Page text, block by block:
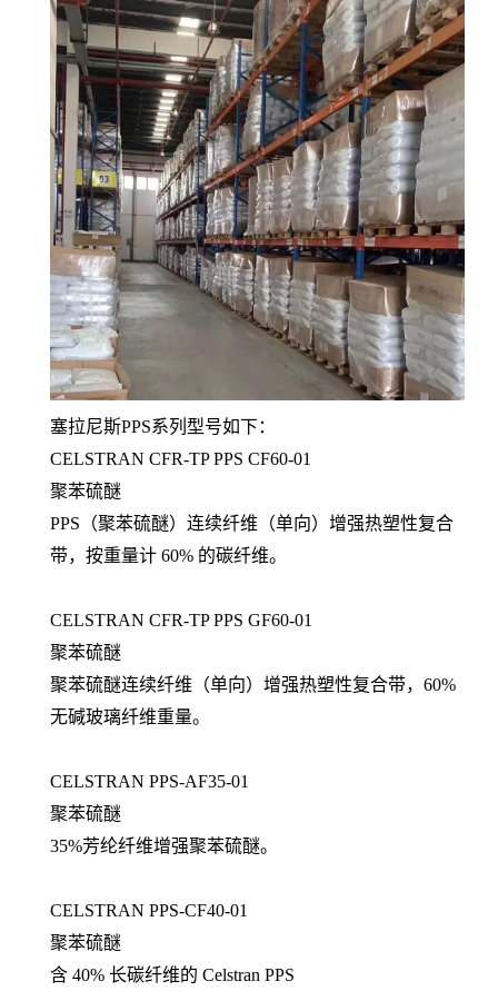
塞拉尼斯PPS系列型号如下：
CELSTRAN CFR-TP PPS CF60-01
聚苯硫醚
PPS（聚苯硫醚）连续纤维（单向）增强热塑性复合
带，按重量计 60% 的碳纤维。
CELSTRAN CFR-TP PPS GF60-01
聚苯硫醚
聚苯硫醚连续纤维（单向）增强热塑性复合带，60%
无碱玻璃纤维重量。
CELSTRAN PPS-AF35-01
聚苯硫醚
35%芳纶纤维增强聚苯硫醚。
CELSTRAN PPS-CF40-01
聚苯硫醚
含 40% 长碳纤维的 Celstran PPS